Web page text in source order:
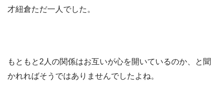
才紐倉ただ一人でした。
もともと2人の関係はお互いが心を開いているのか、と聞
かれればそうではありませんでしたよね。